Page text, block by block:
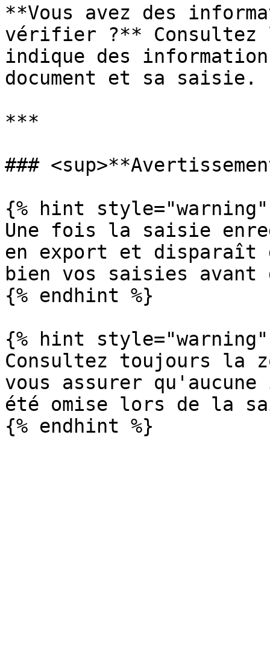
**Vous avez des
vérifier ?**
indique des
document et sa saisie.
***
###
{% hint style="warning"
Une fois la saisie
en export et disparaît
bien vos saisies
{% endhint %}
{% hint style="warning"
Consultez toujours la
vous assurer
été omise lors de la